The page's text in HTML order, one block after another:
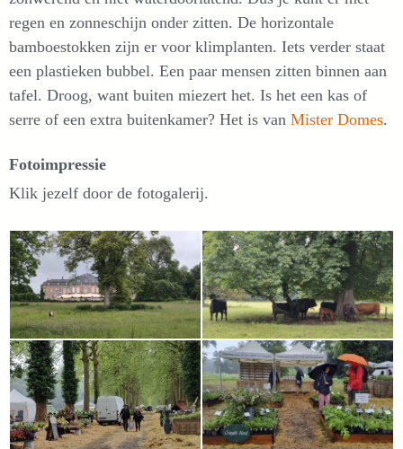
regen en zonneschijn onder zitten. De horizontale
bamboestokken zijn er voor klimplanten. Iets verder staat
een plastieken bubbel. Een paar mensen zitten binnen aan
tafel. Droog, want buiten miezert het. Is het een kas of
serre of een extra buitenkamer? Het is van Mister Domes.
Fotoimpressie
Klik jezelf door de fotogalerij.